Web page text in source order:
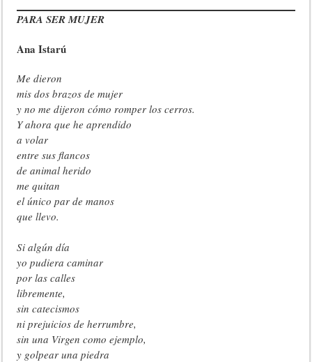
PARA SER MUJER
Ana Istarú
Me dieron
mis dos brazos de mujer
y no me dijeron cómo romper los cerros.
Y ahora que he aprendido
a volar
entre sus flancos
de animal herido
me quitan
el único par de manos
que llevo.
Si algún día
yo pudiera caminar
por las calles
libremente,
sin catecismos
ni prejuicios de herrumbre,
sin una Virgen como ejemplo,
y golpear una piedra